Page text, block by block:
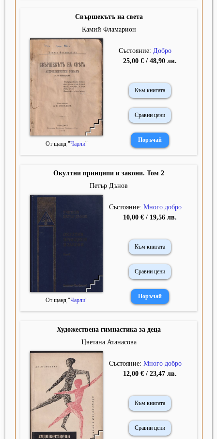
Свършекътъ на света
Камий Фламарион
От щанд "Чарли"
Състояние: Добро
25,00 € / 48,90 лв.
Към книгата
Сравни цени
Окултни принципи и закони. Том 2
Петър Дънов
От щанд "Чарли"
Състояние: Много добро
10,00 € / 19,56 лв.
Към книгата
Сравни цени
Художествена гимнастика за деца
Цветана Атанасова
Състояние: Много добро
12,00 € / 23,47 лв.
Към книгата
Сравни цени